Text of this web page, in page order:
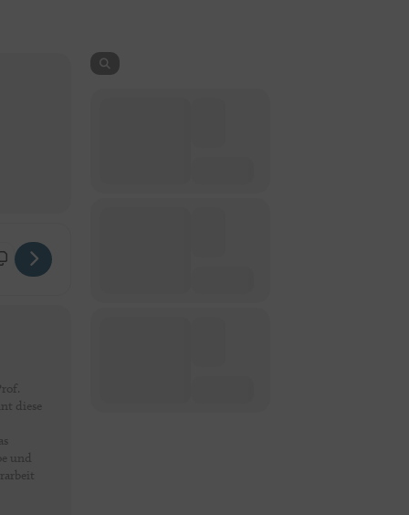
Skandinavischen Musikwoche [wJifo5Aft]
Jugendhof Scheersberg Festkonzert der 61. Deutsch-
diese
und